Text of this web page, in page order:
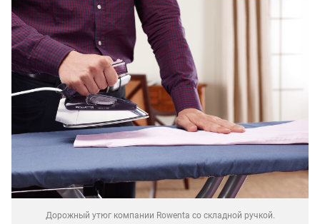
Дорожный утюг компании Rowenta со складной ручкой.